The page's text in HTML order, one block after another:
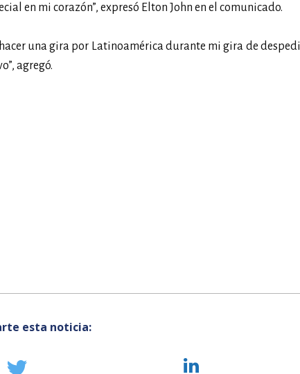
en mi corazón”, expresó Elton John en el comunicado.
una gira por Latinoamérica durante mi gira de
agregó.
esta noticia: